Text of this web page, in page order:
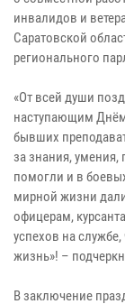
инвалидов и
Саратовской
регионального
«От всей души
наступающим
бывших
за знания,
помогли и в
мирной жизни
офицерам,
успехов на
жизнь»! –
В заключение